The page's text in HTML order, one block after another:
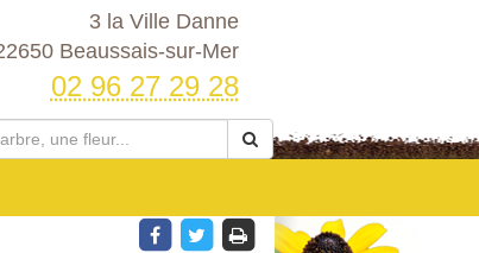
3 la Ville Danne
Beaussais-sur-Mer
02 96 27 29 28